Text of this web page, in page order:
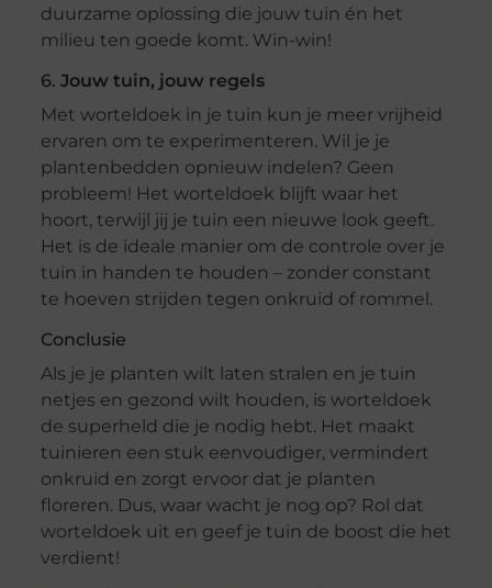
duurzame oplossing die jouw tuin én het
milieu ten goede komt. Win-win!
6. Jouw tuin, jouw regels
Met worteldoek in je tuin kun je meer vrijheid
ervaren om te experimenteren. Wil je je
plantenbedden opnieuw indelen? Geen
probleem! Het worteldoek blijft waar het
hoort, terwijl jij je tuin een nieuwe look geeft.
Het is de ideale manier om de controle over je
tuin in handen te houden – zonder constant
te hoeven strijden tegen onkruid of rommel.
Conclusie
Als je je planten wilt laten stralen en je tuin
netjes en gezond wilt houden, is worteldoek
de superheld die je nodig hebt. Het maakt
tuinieren een stuk eenvoudiger, vermindert
onkruid en zorgt ervoor dat je planten
floreren. Dus, waar wacht je nog op? Rol dat
worteldoek uit en geef je tuin de boost die het
verdient!